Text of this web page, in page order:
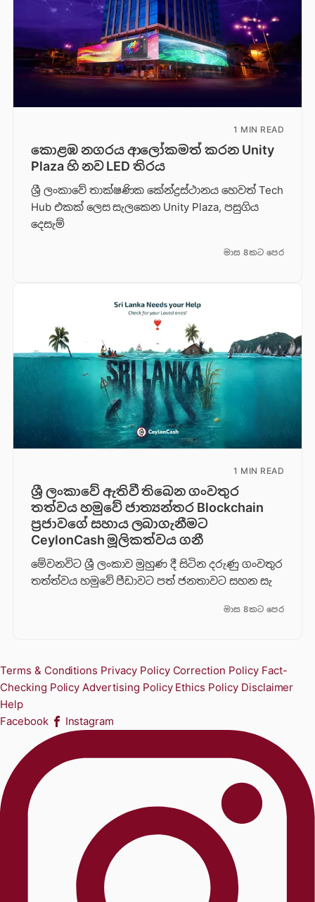
1 MIN READ
කොළඹ නගරය ආලෝකමත් කරන Unity
Plaza හි නව LED තිරය
ශ්‍රී ලංකාවේ තාක්ෂණික කේන්ද්‍රස්ථානය හෙවත් Tech
Hub එකක් ලෙස සැලකෙන Unity Plaza, පසුගිය
දෙසැම්
මාස 8කට පෙර
1 MIN READ
ශ්‍රී ලංකාවේ ඇතිවී තිබෙන ගංවතුර
තත්වය හමුවේ ජාත්‍යන්තර Blockchain
ප්‍රජාවගේ සහාය ලබාගැනීමට
CeylonCash මූලිකත්වය ග​නී
මේවනවිට ශ්‍රී ලංකාව මුහුණ දී සිටින දරුණු ගංවතුර
තත්ත්වය හමුවේ පීඩාවට පත් ජනතාවට සහන සැ
මාස 8කට පෙර
Terms & Conditions Privacy Policy Correction Policy Fact-
Checking Policy Advertising Policy Ethics Policy Disclaimer
Help
Facebook
Instagram